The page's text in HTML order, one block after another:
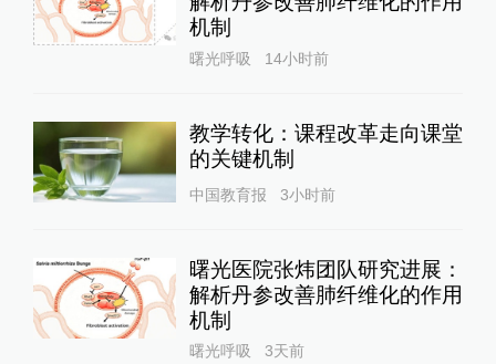
机制
曙光呼吸 14小时前
教学转化：课程改革走向课堂
的关键机制
中国教育报 3小时前
曙光医院张炜团队研究进展：
解析丹参改善肺纤维化的作用
机制
曙光呼吸 3天前